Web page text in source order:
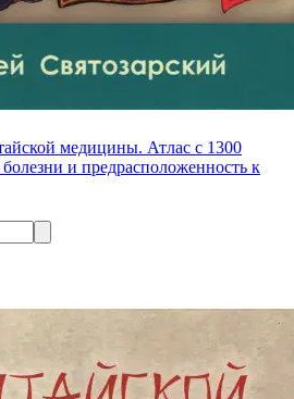
медицины. Атлас с 1300
и предрасположенность к